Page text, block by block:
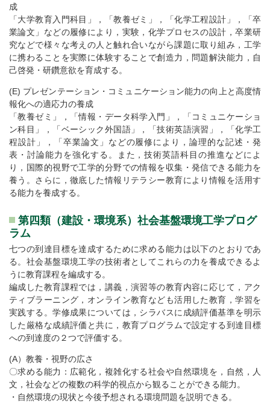
成
「大学教育入門科目」，「教養ゼミ」，「化学工程設計」，「卒
業論文」などの履修により，実験，化学プロセスの設計，卒業研
究などで様々な考えの人と触れ合いながら課題に取り組み，工学
に携わることを実際に体験することで創造力，問題解決能力，自
己啓発・研鑽意欲を育成する。
(E) プレゼンテーション・コミュニケーション能力の向上と高度情
報化への適応力の養成
「教養ゼミ」，「情報・データ科学入門」，「コミュニケーショ
ン科目」，「ベーシック外国語」，「技術英語演習」，「化学工
程設計」，「卒業論文」などの履修により，論理的な記述・発
表・討論能力を強化する。また，技術英語科目の推進などによ
り，国際的視野で工学的分野での情報を収集・発信できる能力を
養う。さらに，徹底した情報リテラシー教育により情報を活用す
る能力を養成する。
第四類（建設・環境系）社会基盤環境工学プログ
ラム
七つの到達目標を達成するために求める能力は以下のとおりであ
る。社会基盤環境工学の技術者としてこれらの力を養成できるよ
うに教育課程を編成する。
編成した教育課程では，講義，演習等の教育内容に応じて，アク
ティブラーニング，オンライン教育なども活用した教育，学習を
実践する。学修成果については，シラバスに成績評価基準を明示
した厳格な成績評価と共に，教育プログラムで設定する到達目標
への到達度の２つで評価する。
(A）教養・視野の広さ
〇求める能力：広範化，複雑化する社会や自然環境を，自然，人
文，社会などの複数の科学的視点から観ることができる能力。
・自然環境の現状と今後予想される環境問題を説明できる。